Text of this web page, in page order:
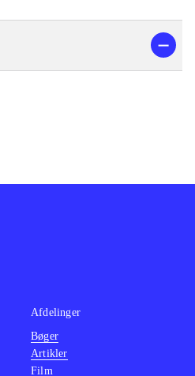
Afdelinger
Bøger
Artikler
Film